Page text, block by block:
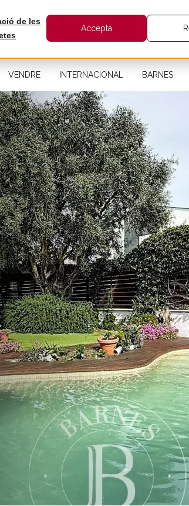
de les
Accepta
VENDRE INTERNACIONAL BARNES